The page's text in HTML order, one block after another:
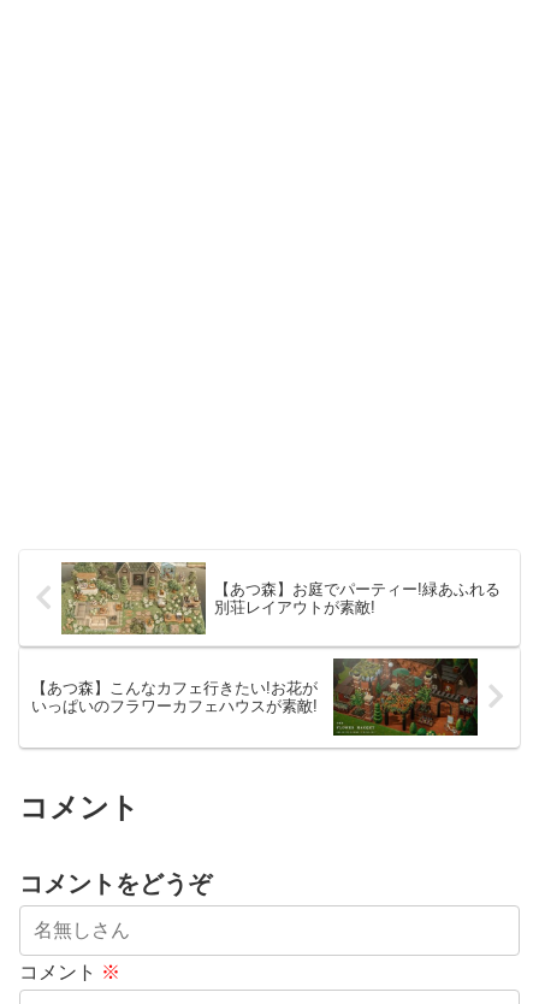
【あつ森】お庭でパーティー!緑あふれる
別荘レイアウトが素敵!
【あつ森】こんなカフェ行きたい!お花が
いっぱいのフラワーカフェハウスが素敵!
コメント
コメントをどうぞ
コメント ※